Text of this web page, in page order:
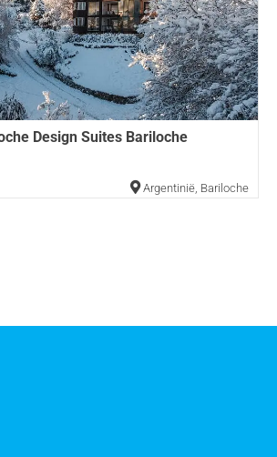
Design Suites Bariloche
Argentinië, Bariloche